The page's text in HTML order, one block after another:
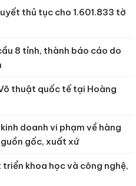
thủ tục cho 1.601.833 tờ
8 tỉnh, thành báo cáo do
thuật quốc tế tại Hoàng
doanh vi phạm về hàng
gốc, xuất xứ
khoa học và công nghệ,